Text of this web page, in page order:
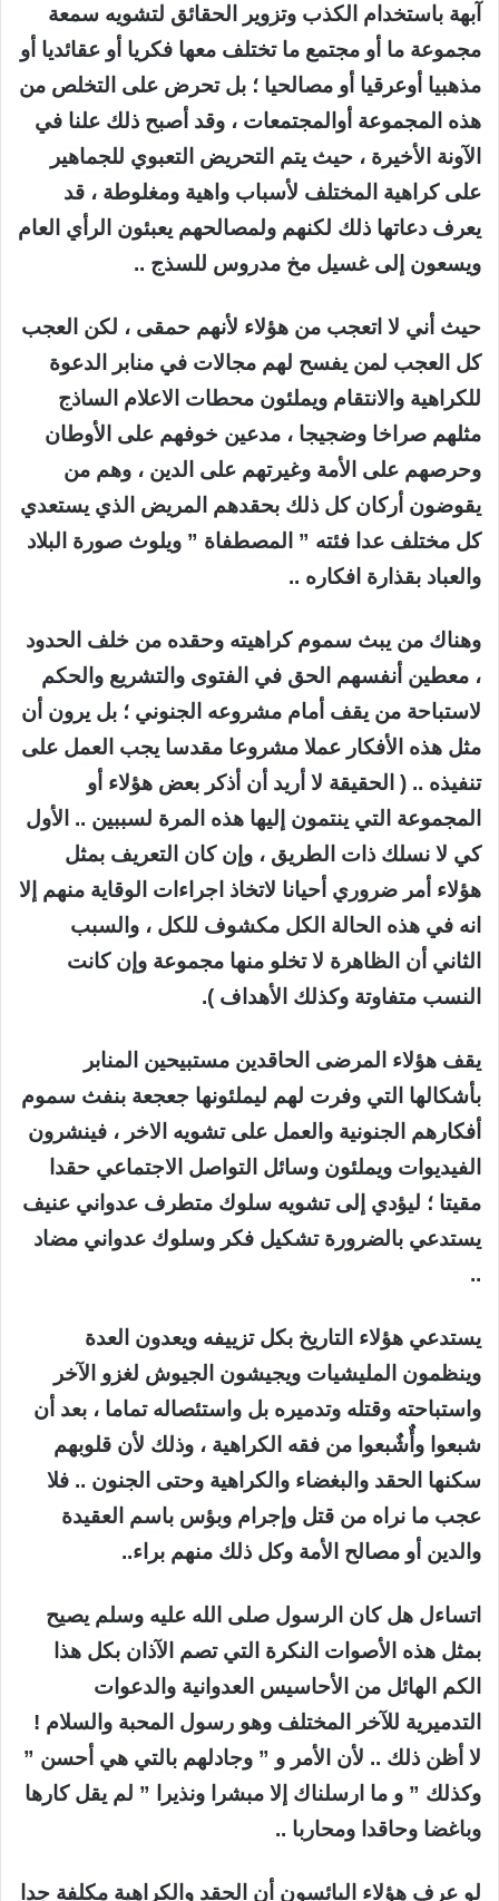
آبهة باستخدام الكذب وتزوير الحقائق لتشويه سمعة
مجموعة ما أو مجتمع ما تختلف معها فكريا أو عقائديا أو
مذهبيا أوعرقيا أو مصالحيا ؛ بل تحرض على التخلص من
هذه المجموعة أوالمجتمعات ، وقد أصبح ذلك علنا في
الآونة الأخيرة ، حيث يتم التحريض التعبوي للجماهير
على كراهية المختلف لأسباب واهية ومغلوطة ، قد
يعرف دعاتها ذلك لكنهم ولمصالحهم يعبئون الرأي العام
ويسعون إلى غسيل مخ مدروس للسذج ..
حيث أني لا اتعجب من هؤلاء لأنهم حمقى ، لكن العجب
كل العجب لمن يفسح لهم مجالات في منابر الدعوة
للكراهية والانتقام ويملئون محطات الاعلام الساذج
مثلهم صراخا وضجيجا ، مدعين خوفهم على الأوطان
وحرصهم على الأمة وغيرتهم على الدين ، وهم من
يقوضون أركان كل ذلك بحقدهم المريض الذي يستعدي
كل مختلف عدا فئته ” المصطفاة ” ويلوث صورة البلاد
والعباد بقذارة افكاره ..
وهناك من يبث سموم كراهيته وحقده من خلف الحدود
، معطين أنفسهم الحق في الفتوى والتشريع والحكم
لاستباحة من يقف أمام مشروعه الجنوني ؛ بل يرون أن
مثل هذه الأفكار عملا مشروعا مقدسا يجب العمل على
تنفيذه .. ( الحقيقة لا أريد أن أذكر بعض هؤلاء أو
المجموعة التي ينتمون إليها هذه المرة لسببين .. الأول
كي لا نسلك ذات الطريق ، وإن كان التعريف بمثل
هؤلاء أمر ضروري أحيانا لاتخاذ اجراءات الوقاية منهم إلا
انه في هذه الحالة الكل مكشوف للكل ، والسبب
الثاني أن الظاهرة لا تخلو منها مجموعة وإن كانت
النسب متفاوتة وكذلك الأهداف ).
يقف هؤلاء المرضى الحاقدين مستبيحين المنابر
بأشكالها التي وفرت لهم ليملئونها جعجعة بنفث سموم
أفكارهم الجنونية والعمل على تشويه الاخر ، فينشرون
الفيديوات ويملئون وسائل التواصل الاجتماعي حقدا
مقيتا ؛ ليؤدي إلى تشويه سلوك متطرف عدواني عنيف
يستدعي بالضرورة تشكيل فكر وسلوك عدواني مضاد
..
يستدعي هؤلاء التاريخ بكل تزييفه ويعدون العدة
وينظمون المليشيات ويجيشون الجيوش لغزو الآخر
واستباحته وقتله وتدميره بل واستئصاله تماما ، بعد أن
شبعوا وأٌشٌبعوا من فقه الكراهية ، وذلك لأن قلوبهم
سكنها الحقد والبغضاء والكراهية وحتى الجنون .. فلا
عجب ما نراه من قتل وإجرام وبؤس باسم العقيدة
والدين أو مصالح الأمة وكل ذلك منهم براء..
اتساءل هل كان الرسول صلى الله عليه وسلم يصيح
بمثل هذه الأصوات النكرة التي تصم الآذان بكل هذا
الكم الهائل من الأحاسيس العدوانية والدعوات
التدميرية للآخر المختلف وهو رسول المحبة والسلام !
لا أظن ذلك .. لأن الأمر و ” وجادلهم بالتي هي أحسن ”
وكذلك ” و ما ارسلناك إلا مبشرا ونذيرا ” لم يقل كارها
وباغضا وحاقدا ومحاربا ..
لو عرف هؤلاء البائسون أن الحقد والكراهية مكلفة جدا